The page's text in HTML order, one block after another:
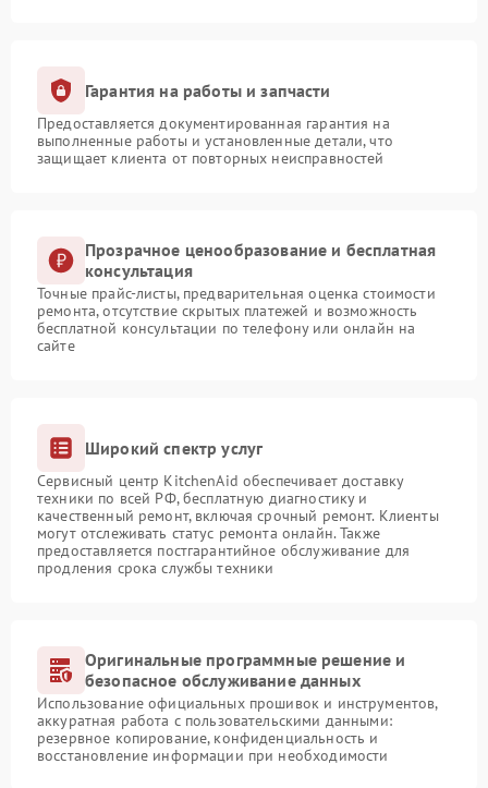
Гарантия на работы и запчасти
Предоставляется документированная гарантия на
выполненные работы и установленные детали, что
защищает клиента от повторных неисправностей
Прозрачное ценообразование и бесплатная
консультация
Точные прайс-листы, предварительная оценка стоимости
ремонта, отсутствие скрытых платежей и возможность
бесплатной консультации по телефону или онлайн на
сайте
Широкий спектр услуг
Сервисный центр KitchenAid обеспечивает доставку
техники по всей РФ, бесплатную диагностику и
качественный ремонт, включая срочный ремонт. Клиенты
могут отслеживать статус ремонта онлайн. Также
предоставляется постгарантийное обслуживание для
продления срока службы техники
Оригинальные программные решение и
безопасное обслуживание данных
Использование официальных прошивок и инструментов,
аккуратная работа с пользовательскими данными:
резервное копирование, конфиденциальность и
восстановление информации при необходимости